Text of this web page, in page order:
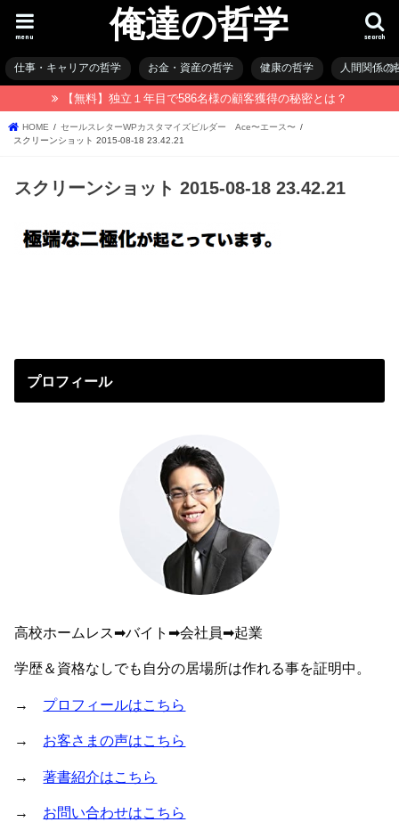
俺達の哲学 search
menu
仕事・キャリアの哲学 お金・資産の哲学 健康の哲学 人間関係の
【無料】独立１年目で586名様の顧客獲得の秘密とは？
HOME
セールスレターWPカスタマイズビルダー Ace〜エース〜
スクリーンショット 2015-08-18 23.42.21
スクリーンショット 2015-08-18 23.42.21
プロフィール
高校ホームレス➡︎バイト➡︎会社員➡︎起業
学歴＆資格なしでも自分の居場所は作れる事を証明中。
→ プロフィールはこちら
→ お客さまの声はこちら
→著書紹介はこちら
→ お問い合わせはこちら